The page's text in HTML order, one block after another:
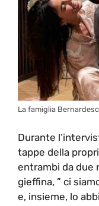
La famiglia
Durante
tappe della
entrambi da due
gieffina, ” ci
e, insieme, lo